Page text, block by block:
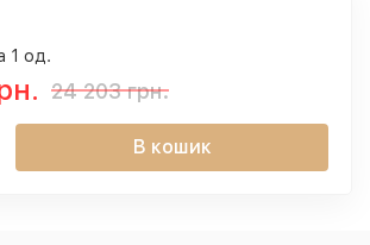
1 од.
24 203 грн.
В кошик